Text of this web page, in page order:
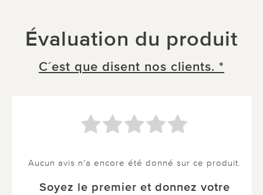
Évaluation du produit
C´est que disent nos clients. *
Aucun avis n'a encore été donné sur ce produit.
Soyez le premier et donnez votre